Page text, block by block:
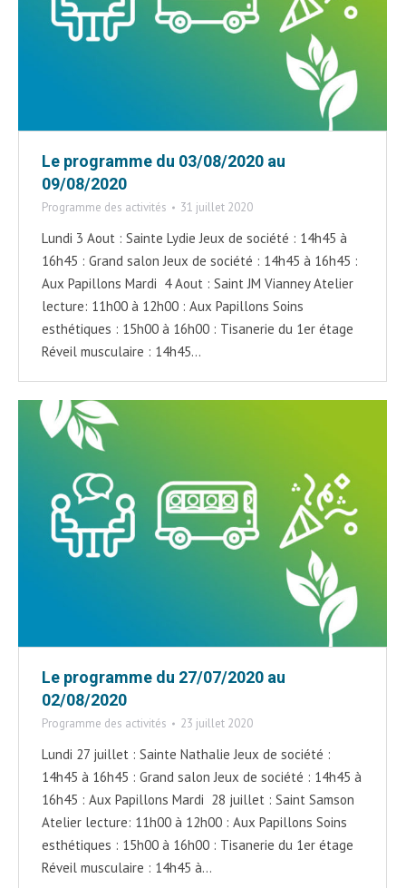
Le programme du 03/08/2020 au
09/08/2020
Programme des activités 31 juillet 2020
Lundi 3 Aout : Sainte Lydie Jeux de société : 14h45 à
16h45 : Grand salon Jeux de société : 14h45 à 16h45 :
Aux Papillons Mardi 4 Aout : Saint JM Vianney Atelier
lecture: 11h00 à 12h00 : Aux Papillons Soins
esthétiques : 15h00 à 16h00 : Tisanerie du 1er étage
Réveil musculaire : 14h45…
Le programme du 27/07/2020 au
02/08/2020
Programme des activités 23 juillet 2020
Lundi 27 juillet : Sainte Nathalie Jeux de société :
14h45 à 16h45 : Grand salon Jeux de société : 14h45 à
16h45 : Aux Papillons Mardi 28 juillet : Saint Samson
Atelier lecture: 11h00 à 12h00 : Aux Papillons Soins
esthétiques : 15h00 à 16h00 : Tisanerie du 1er étage
Réveil musculaire : 14h45 à…